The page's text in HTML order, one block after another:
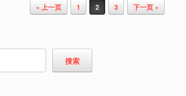
« 上一页 1 2 3 下一页 »
搜索